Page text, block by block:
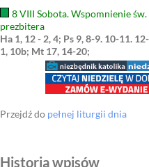
8 VIII Sobota. Wspomnienie
prezbitera
Ha 1, 12 - 2, 4; Ps 9, 8-9. 10-11.
1, 10b; Mt 17, 14-20;
Przejdź do pełnej liturgii dnia
Historia wpisów